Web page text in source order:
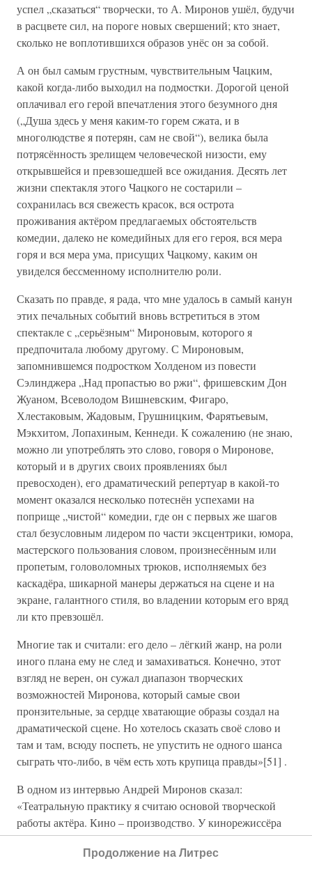
успел „сказаться“ творчески, то А. Миронов ушёл, будучи
в расцвете сил, на пороге новых свершений; кто знает,
сколько не воплотившихся образов унёс он за собой.
А он был самым грустным, чувствительным Чацким,
какой когда-либо выходил на подмостки. Дорогой ценой
оплачивал его герой впечатления этого безумного дня
(„Душа здесь у меня каким-то горем сжата, и в
многолюдстве я потерян, сам не свой“), велика была
потрясённость зрелищем человеческой низости, ему
открывшейся и превзошедшей все ожидания. Десять лет
жизни спектакля этого Чацкого не состарили –
сохранилась вся свежесть красок, вся острота
проживания актёром предлагаемых обстоятельств
комедии, далеко не комедийных для его героя, вся мера
горя и вся мера ума, присущих Чацкому, каким он
увиделся бессменному исполнителю роли.
Сказать по правде, я рада, что мне удалось в самый канун
этих печальных событий вновь встретиться в этом
спектакле с „серьёзным“ Мироновым, которого я
предпочитала любому другому. С Мироновым,
запомнившемся подростком Холденом из повести
Сэлинджера „Над пропастью во ржи“, фришевским Дон
Жуаном, Всеволодом Вишневским, Фигаро,
Хлестаковым, Жадовым, Грушницким, Фарятьевым,
Мэкхитом, Лопахиным, Кеннеди. К сожалению (не знаю,
можно ли употреблять это слово, говоря о Миронове,
который и в других своих проявлениях был
превосходен), его драматический репертуар в какой-то
момент оказался несколько потеснён успехами на
поприще „чистой“ комедии, где он с первых же шагов
стал безусловным лидером по части эксцентрики, юмора,
мастерского пользования словом, произнесённым или
пропетым, головоломных трюков, исполняемых без
каскадёра, шикарной манеры держаться на сцене и на
экране, галантного стиля, во владении которым его вряд
ли кто превзошёл.
Многие так и считали: его дело – лёгкий жанр, на роли
иного плана ему не след и замахиваться. Конечно, этот
взгляд не верен, он сужал диапазон творческих
возможностей Миронова, который самые свои
пронзительные, за сердце хватающие образы создал на
драматической сцене. Но хотелось сказать своё слово и
там и там, всюду поспеть, не упустить не одного шанса
сыграть что-либо, в чём есть хоть крупица правды»[51] .
В одном из интервью Андрей Миронов сказал:
«Театральную практику я считаю основой творческой
работы актёра. Кино – производство. У кинорежиссёра
масса производственных дел по фильму. У него нет
возможности последовательно работать с актёром.
Продолжение на Литрес